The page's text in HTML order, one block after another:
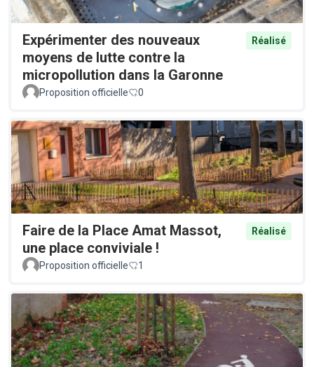
Expérimenter des nouveaux
moyens de lutte contre la
micropollution dans la Garonne
Réalisé
Proposition officielle 0
Faire de la Place Amat Massot,
une place conviviale !
Réalisé
Proposition officielle 1